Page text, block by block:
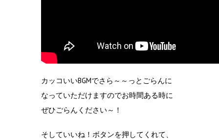
カッコいいBGMでさら～～っとごらんに
なっていただけますのでお時間ある時に
ぜひごらんください～！
そしていいね！ボタンを押してくれて、